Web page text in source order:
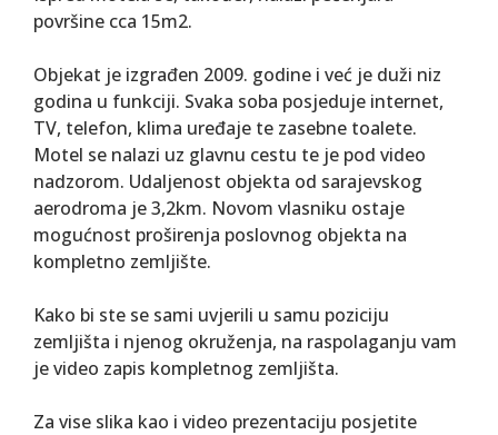
površine cca 15m2.
Objekat je izgrađen 2009. godine i već je duži niz
godina u funkciji. Svaka soba posjeduje internet,
TV, telefon, klima uređaje te zasebne toalete.
Motel se nalazi uz glavnu cestu te je pod video
nadzorom. Udaljenost objekta od sarajevskog
aerodroma je 3,2km. Novom vlasniku ostaje
mogućnost proširenja poslovnog objekta na
kompletno zemljište.
Kako bi ste se sami uvjerili u samu poziciju
zemljišta i njenog okruženja, na raspolaganju vam
je video zapis kompletnog zemljišta.
Za vise slika kao i video prezentaciju posjetite